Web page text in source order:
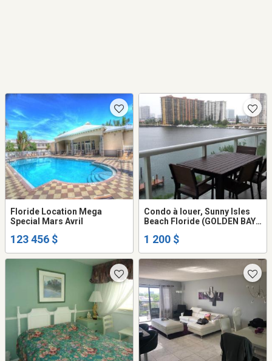
Floride Location Mega
Special Mars Avril
123 456 $
Condo à louer, Sunny Isles
Beach Floride (GOLDEN BAY
1 200 $